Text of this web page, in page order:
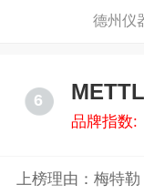
德州仪
6
品牌指数:
上榜理由：梅特